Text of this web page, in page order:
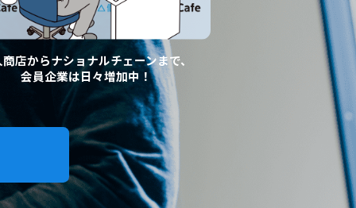
店からナショナルチェーンまで、
会員企業は日々増加中！